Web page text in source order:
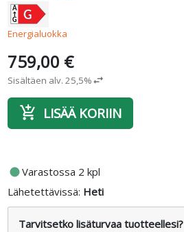
Energialuokka
759,00 €
Sisältäen alv. 25,5%swap_horiz
add_shopping_cart LISÄÄ KORIIN
fiber_manual_recordVarastossa 2 kpl
Lähetettävissä: Heti
Tarvitsetko lisäturvaa tuotteellesi?